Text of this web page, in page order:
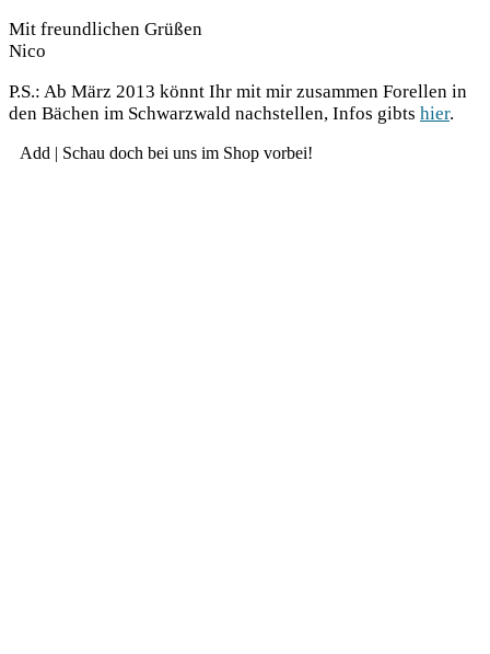
Mit freund­li­chen Grüßen
Nico
P.S.: Ab März 2013 könnt Ihr mit mir zusam­men Forel­len in
den Bächen im Schwarz­wald nach­stel­len, Infos gibts hier.
Add | Schau doch bei uns im Shop vorbei!